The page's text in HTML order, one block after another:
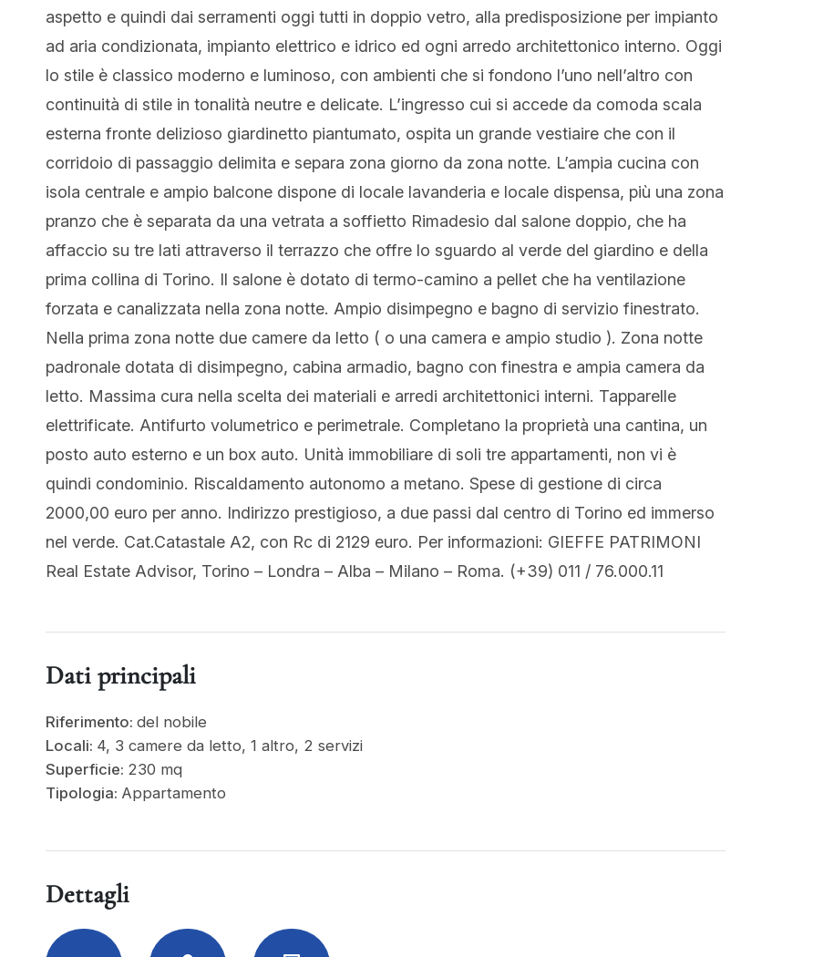
aspetto e quindi dai serramenti oggi tutti in doppio vetro, alla predisposizione per impianto
ad aria condizionata, impianto elettrico e idrico ed ogni arredo architettonico interno. Oggi
lo stile è classico moderno e luminoso, con ambienti che si fondono l’uno nell’altro con
continuità di stile in tonalità neutre e delicate. L’ingresso cui si accede da comoda scala
esterna fronte delizioso giardinetto piantumato, ospita un grande vestiaire che con il
corridoio di passaggio delimita e separa zona giorno da zona notte. L’ampia cucina con
isola centrale e ampio balcone dispone di locale lavanderia e locale dispensa, più una zona
pranzo che è separata da una vetrata a soffietto Rimadesio dal salone doppio, che ha
affaccio su tre lati attraverso il terrazzo che offre lo sguardo al verde del giardino e della
prima collina di Torino. Il salone è dotato di termo-camino a pellet che ha ventilazione
forzata e canalizzata nella zona notte. Ampio disimpegno e bagno di servizio finestrato.
Nella prima zona notte due camere da letto ( o una camera e ampio studio ). Zona notte
padronale dotata di disimpegno, cabina armadio, bagno con finestra e ampia camera da
letto. Massima cura nella scelta dei materiali e arredi architettonici interni. Tapparelle
elettrificate. Antifurto volumetrico e perimetrale. Completano la proprietà una cantina, un
posto auto esterno e un box auto. Unità immobiliare di soli tre appartamenti, non vi è
quindi condominio. Riscaldamento autonomo a metano. Spese di gestione di circa
2000,00 euro per anno. Indirizzo prestigioso, a due passi dal centro di Torino ed immerso
nel verde. Cat.Catastale A2, con Rc di 2129 euro. Per informazioni: GIEFFE PATRIMONI
Real Estate Advisor, Torino – Londra – Alba – Milano – Roma. (+39) 011 / 76.000.11
Dati principali
Riferimento: del nobile
Locali: 4, 3 camere da letto, 1 altro, 2 servizi
Superficie: 230 mq
Tipologia: Appartamento
Dettagli